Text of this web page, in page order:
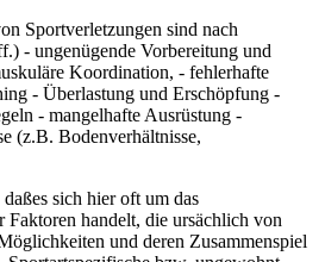
Sportverletzungen sind nach
- ungenügende Vorbereitung und
Koordination, - fehlerhafte
- Überlastung und Erschöpfung -
- mangelhafte Ausrüstung -
(z.B. Bodenverhältnisse,
sich hier oft um das
Faktoren handelt, die ursächlich von
und deren Zusammenspiel